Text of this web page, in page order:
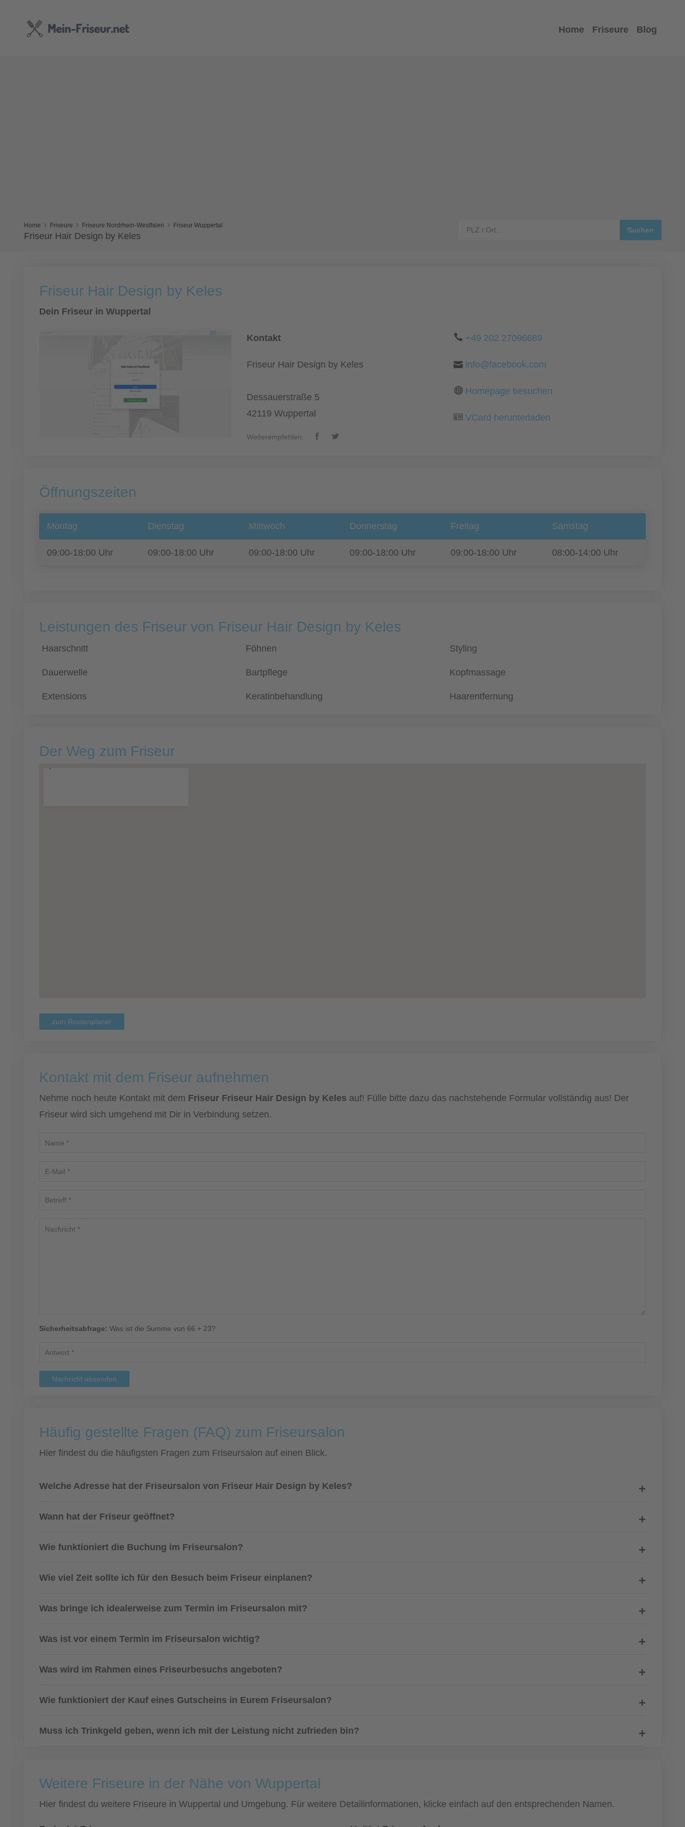
Home Friseure Blog
Home Friseure Friseure Nordrhein-Westfalen Friseur Wuppertal
Friseur Hair Design by Keles
Friseur Hair Design by Keles
Dein Friseur in Wuppertal
Kontakt
Friseur Hair Design by Keles
Dessauerstraße 5
42119 Wuppertal
Weiterempfehlen:
+49 202 27096689
info@facebook.com
Homepage besuchen
VCard herunterladen
Öffnungszeiten
Montag Dienstag Mittwoch Donnerstag Freitag Samstag
09:00-18:00 Uhr 09:00-18:00 Uhr 09:00-18:00 Uhr 09:00-18:00 Uhr 09:00-18:00 Uhr 08:00-14:00 Uhr
Leistungen des Friseur von Friseur Hair Design by Keles
Haarschnitt Föhnen Styling
Dauerwelle Bartpflege Kopfmassage
Extensions Keratinbehandlung Haarentfernung
Der Weg zum Friseur
zum Routenplaner
Kontakt mit dem Friseur aufnehmen
Nehme noch heute Kontakt mit dem Friseur Friseur Hair Design by Keles auf! Fülle bitte dazu das nachstehende Formular vollständig aus! Der
Friseur wird sich umgehend mit Dir in Verbindung setzen.
Sicherheitsabfrage: Was ist die Summe von 66 + 23?
Nachricht absenden
Häufig gestellte Fragen (FAQ) zum Friseursalon
Hier findest du die häufigsten Fragen zum Friseursalon auf einen Blick.
Welche Adresse hat der Friseursalon von Friseur Hair Design by Keles?
Wann hat der Friseur geöffnet?
Wie funktioniert die Buchung im Friseursalon?
Wie viel Zeit sollte ich für den Besuch beim Friseur einplanen?
Was bringe ich idealerweise zum Termin im Friseursalon mit?
Was ist vor einem Termin im Friseursalon wichtig?
Was wird im Rahmen eines Friseurbesuchs angeboten?
Wie funktioniert der Kauf eines Gutscheins in Eurem Friseursalon?
Muss ich Trinkgeld geben, wenn ich mit der Leistung nicht zufrieden bin?
Weitere Friseure in der Nähe von Wuppertal
Hier findest du weitere Friseure in Wuppertal und Umgebung. Für weitere Detailinformationen, klicke einfach auf den entsprechenden Namen.